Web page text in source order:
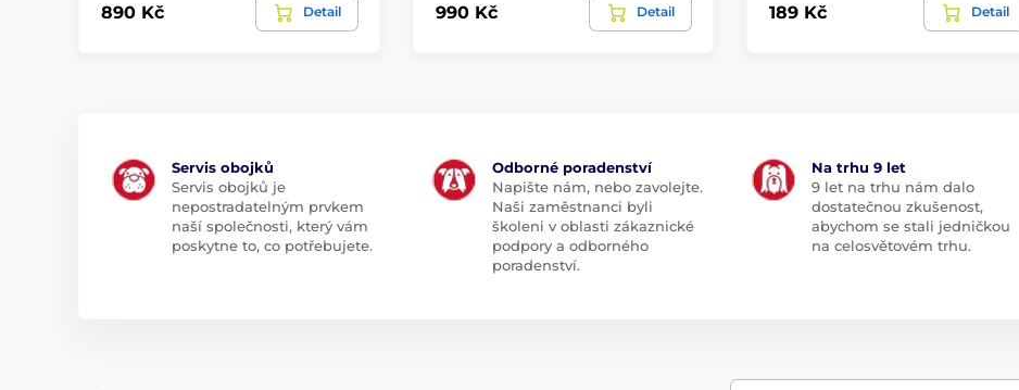
890 Kč Detail 990 Kč Detail 189 Kč Detail
Servis obojků
Servis obojků je
nepostradatelným prvkem
naší společnosti, který vám
poskytne to, co potřebujete.
Odborné poradenství
Napište nám, nebo zavolejte.
Naši zaměstnanci byli
školeni v oblasti zákaznické
podpory a odborného
poradenství.
Na trhu 9 let
9 let na trhu nám dalo
dostatečnou zkušenost,
abychom se stali jedničkou
na celosvětovém trhu.